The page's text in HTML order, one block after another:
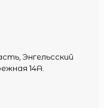
Энгельсский
14А.